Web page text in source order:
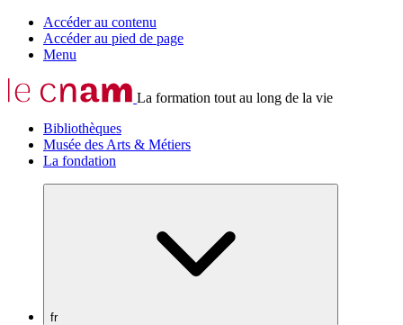
Accéder au contenu
Accéder au pied de page
Menu
La formation tout au long de la vie
Bibliothèques
Musée des Arts & Métiers
La fondation
fr